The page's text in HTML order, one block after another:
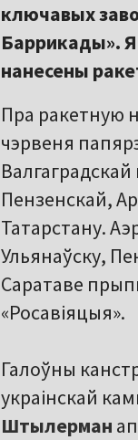
ключавых
Баррикады».
нанесены
Пра ракетную
чэрвеня
Пензенскай,
Татарстану.
Ульянаўску,
Саратаве
«Росавіяцыя».
Галоўны
украінскай
Штылерман